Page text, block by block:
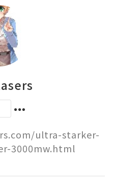
ultra-starker-
3000mw.html